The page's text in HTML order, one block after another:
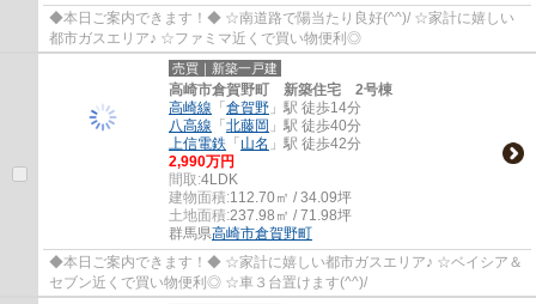
◆本日ご案内できます！◆ ☆南道路で陽当たり良好(^^)/ ☆家計に嬉しい
都市ガスエリア♪ ☆ファミマ近くで買い物便利◎
売買｜新築一戸建
高崎市倉賀野町 新築住宅 2号棟
高崎線 「 倉賀野 」駅 徒歩14分
八高線 「 北藤岡 」駅 徒歩40分
上信電鉄 「 山名 」駅 徒歩42分
2,990万円
間取:4LDK
建物面積:112.70㎡ / 34.09坪
土地面積:237.98㎡ / 71.98坪
群馬県高崎市倉賀野町
◆本日ご案内できます！◆ ☆家計に嬉しい都市ガスエリア♪ ☆ベイシア＆
セブン近くで買い物便利◎ ☆車３台置けます(^^)/